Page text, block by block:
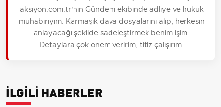
aksiyon.com.tr'nin Gündem ekibinde adliye ve hukuk
muhabiriyim. Karmaşık dava dosyalarını alıp, herkesin
anlayacağı şekilde sadeleştirmek benim işim.
Detaylara çok önem veririm, titiz çalışırım.
İLGİLİ HABERLER